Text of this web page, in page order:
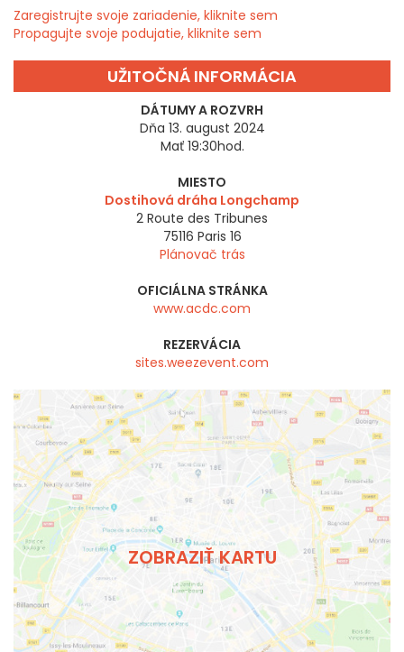
Zaregistrujte svoje zariadenie, kliknite sem
Propagujte svoje podujatie, kliknite sem
UŽITOČNÁ INFORMÁCIA
DÁTUMY A ROZVRH
Dňa 13. august 2024
Mať 19:30hod.
MIESTO
Dostihová dráha Longchamp
2 Route des Tribunes
75116 Paris 16
Plánovač trás
OFICIÁLNA STRÁNKA
www.acdc.com
REZERVÁCIA
sites.weezevent.com
ZOBRAZIŤ KARTU